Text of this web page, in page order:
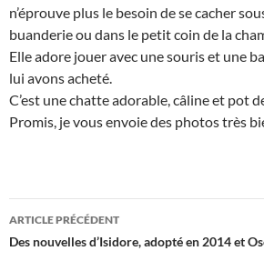
n’éprouve plus le besoin de se cacher
buanderie ou dans le petit coin de la
Elle adore jouer avec une souris et une
lui avons acheté.
C’est une chatte adorable, câline et pot
Promis, je vous envoie des photos très
Navigation
des
ARTICLE PRÉCÉDENT
Des nouvelles d’Isidore, adopté en 2014 et